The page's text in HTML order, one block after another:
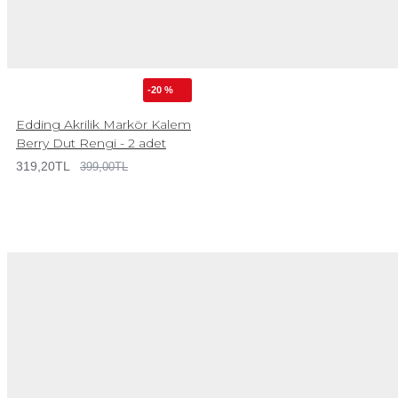
-20 %
Edding Akrilik Markör Kalem
Berry Dut Rengi - 2 adet
319,20TL 399,00TL